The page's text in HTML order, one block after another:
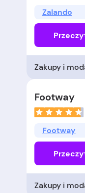
Zalando
Zakupy i
Footway
Footway
Zakupy i